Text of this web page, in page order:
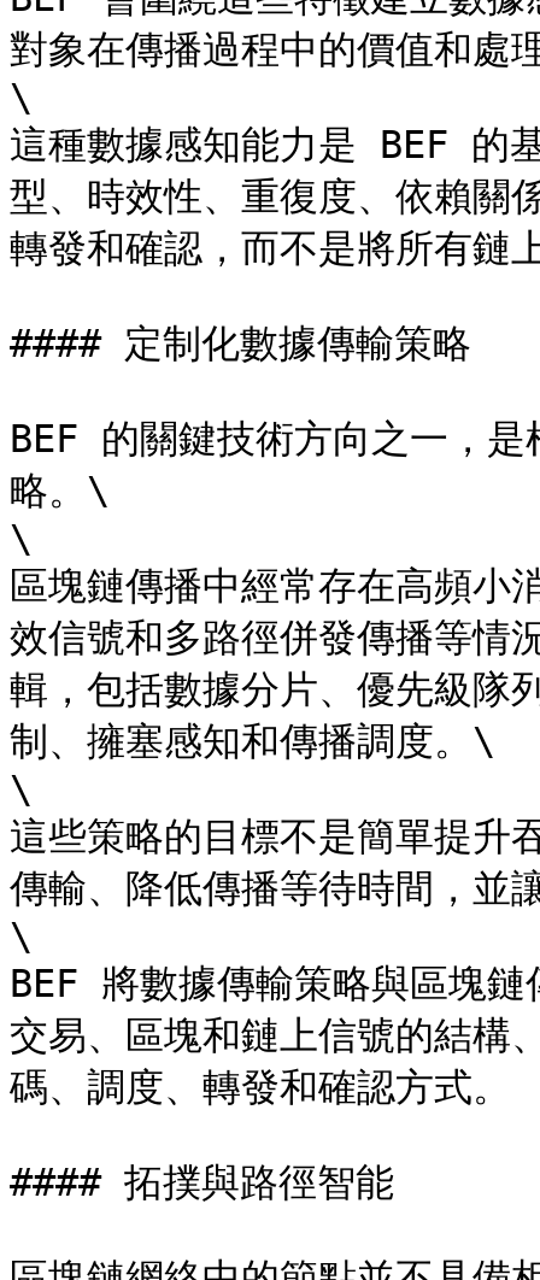
對象在傳播過程中的價值和處
​\
這種數據感知能力是 BEF 的
型、時效性、重復度、依賴關
轉發和確認，而不是將所有鏈
#### 定制化數據傳輸策略
BEF 的關鍵技術方向之一，
略。\
​\
區塊鏈傳播中經常存在高頻小
效信號和多路徑併發傳播等情
輯，包括數據分片、優先級隊
制、擁塞感知和傳播調度。\
​\
這些策略的目標不是簡單提升
傳輸、降低傳播等待時間，並
​\
BEF 將數據傳輸策略與區塊
交易、區塊和鏈上信號的結構
碼、調度、轉發和確認方式。
#### 拓撲與路徑智能